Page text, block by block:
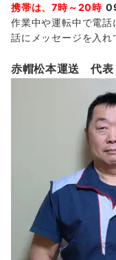
携帯は、7時～20時
作業中や運転中で電
話にメッセージを入
赤帽松本運送 代表